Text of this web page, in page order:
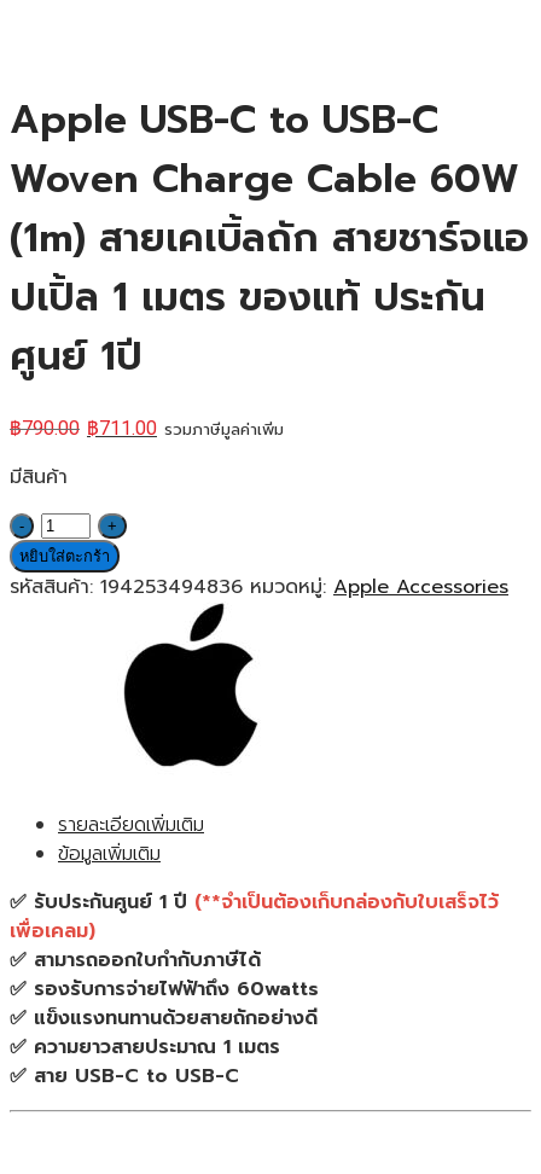
Apple USB-C to USB-C
Woven Charge Cable 60W
(1m) สายเคเบิ้ลถัก สายชาร์จแอ
ปเปิ้ล 1 เมตร ของแท้ ประกัน
ศูนย์ 1ปี
฿790.00 ฿711.00 รวมภาษีมูลค่าเพิ่ม
มีสินค้า
จำนวน
Apple
USB-
60W
(1m)
สาย
เคเบิ้ล
ถัก
สาย
ชาร์จ
แอ
ปเปิ้ล
1
เมตร
หยิบใส่ตะกร้า
รหัสสินค้า: 194253494836 หมวดหมู่: Apple Accessories
รายละเอียดเพิ่มเติม
ข้อมูลเพิ่มเติม
✅ รับประกันศูนย์ 1 ปี (**จำเป็นต้องเก็บกล่องกับใบเสร็จไว้
เพื่อเคลม)
✅ สามารถออกใบกำกับภาษีได้
✅ รองรับการจ่ายไฟฟ้าถึง 60watts
✅ แข็งแรงทนทานด้วยสายถักอย่างดี
✅ ความยาวสายประมาณ 1 เมตร
✅ สาย USB-C to USB-C